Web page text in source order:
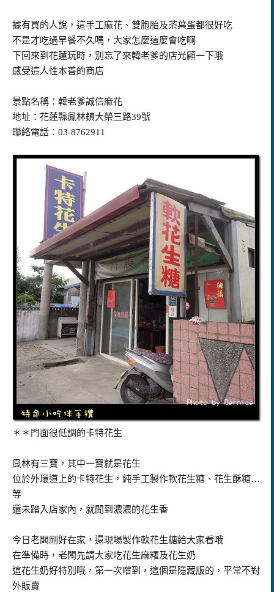
據有買的人說，這手工麻花、雙胞胎及茶葉蛋都很好吃
不是才吃過早餐不久嗎，大家怎麼這麼會吃啊
下回來到花蓮玩時，別忘了來韓老爹的店光顧一下哦
感受這人性本善的商店
景點名稱：韓老爹誠信麻花
地址：花蓮縣鳳林鎮大榮三路39號
聯絡電話：03-8762911
＊＊門面很低調的卡特花生
鳯林有三寶，其中一寶就是花生
位於外環道上的卡特花生，純手工製作軟花生糖、花生酥糖…
等
還未踏入店家內，就聞到濃濃的花生香
今日老闆剛好在家，還現場製作軟花生糖給大家看哦
在準備時，老闆先請大家吃花生麻糬及花生奶
這花生奶好特別哦，第一次嚐到，這個是隱藏版的，平常不對
外販賣